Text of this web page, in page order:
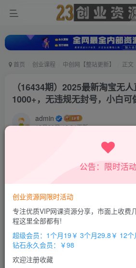
首页 创业课程 中创网【整站更新】 正文
（16434期）2025最新淘宝无
1000+，无违规无封号，小白
admin
10月30日 16:34更新
超级会员
立即购买
您当前未登录！建议登陆后购买，办理会
公告：限时活动
创业资源网限时活动
专注优质VIP网课资源分享，市面上收费
程这里全部都有!
超级会员：1个月19￥ 3个月29.8￥ 12个
钻石永久会员：￥98
欢迎注册收藏